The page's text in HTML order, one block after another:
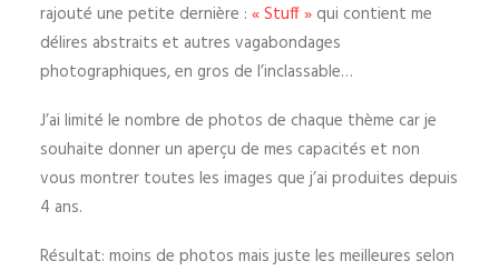
rajouté une petite dernière : « Stuff » qui contient me
délires abstraits et autres vagabondages
photographiques, en gros de l’inclassable…
J’ai limité le nombre de photos de chaque thème car je
souhaite donner un aperçu de mes capacités et non
vous montrer toutes les images que j’ai produites depuis
4 ans.
Résultat: moins de photos mais juste les meilleures selon